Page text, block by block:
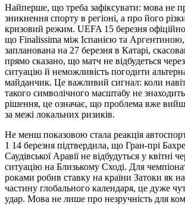
Найперше, що треба зафіксувати: мова не
зникнення спорту в регіоні, а про його
кризовий режим. UEFA 15 березня
що Finalissima між Іспанією та Аргентиною,
запланована на 27 березня в Катарі,
прямо сказано, що матч не відбудеться
ситуацію й неможливість погодити
майданчик. Це важливий сигнал: коли
такого символічного масштабу не
рішення, це означає, що проблема вже
за межі локальних ризиків.
Не менш показовою стала реакція
1 14 березня підтвердила, що Гран-прі
Саудівської Аравії не відбудуться у квітні
ситуацію на Близькому Сході. Для
роками робив ставку на країни Затоки як
частину глобального календаря, це дуже
удар. Мова не лише про незручність для